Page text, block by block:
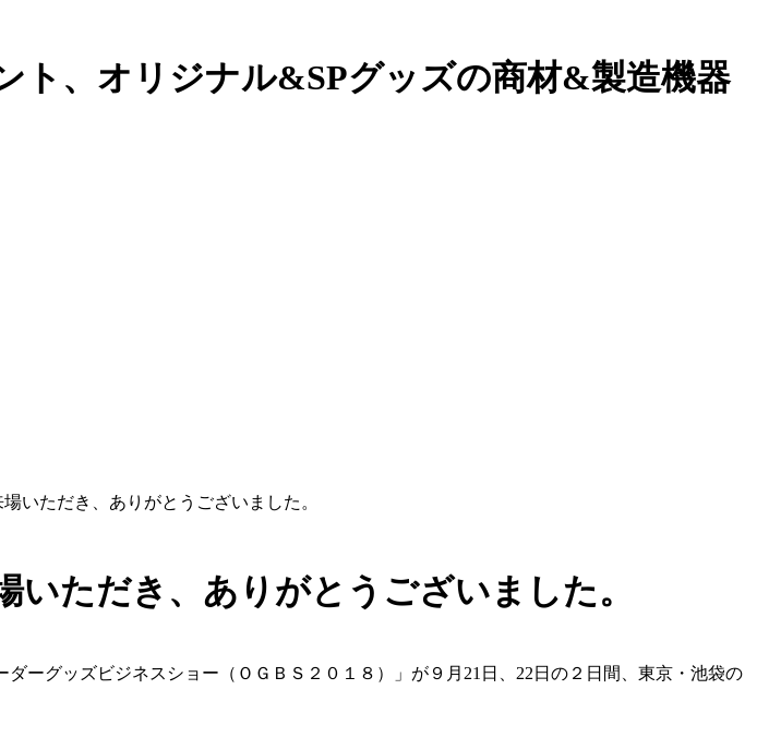
ト、オリジナル&SPグッズの商材&製造機器
いただき、ありがとうございました。
ただき、ありがとうございました。
ーグッズビジネスショー（ＯＧＢＳ２０１８）」が９月21日、22日の２日間、東京・池袋の